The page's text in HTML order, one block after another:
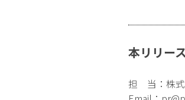
本リリー
担 当：株